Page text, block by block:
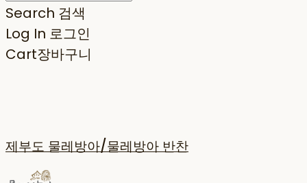
Search 검색
Log In 로그인
Cart장바구니
제부도 물레방아/물레방아 반찬